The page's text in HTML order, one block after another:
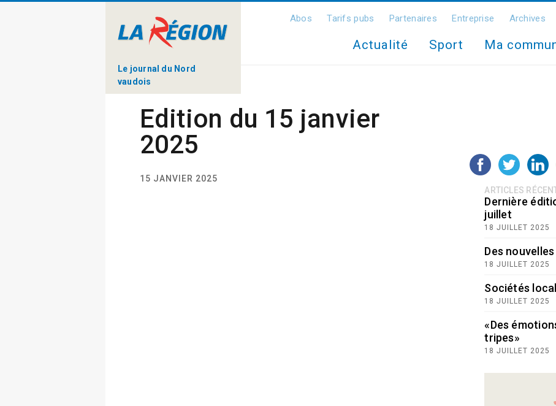
Le journal du Nord
vaudois
Abos Tarifs pubs Partenaires Entreprise Archives
Actualité Sport Ma
Edition du 15 janvier
2025
15 JANVIER 2025
ARTICLES
Dernière
juillet
18 JUILLET 2025
Des
18 JUILLET 2025
Sociétés
18 JUILLET 2025
«Des
tripes»
18 JUILLET 2025